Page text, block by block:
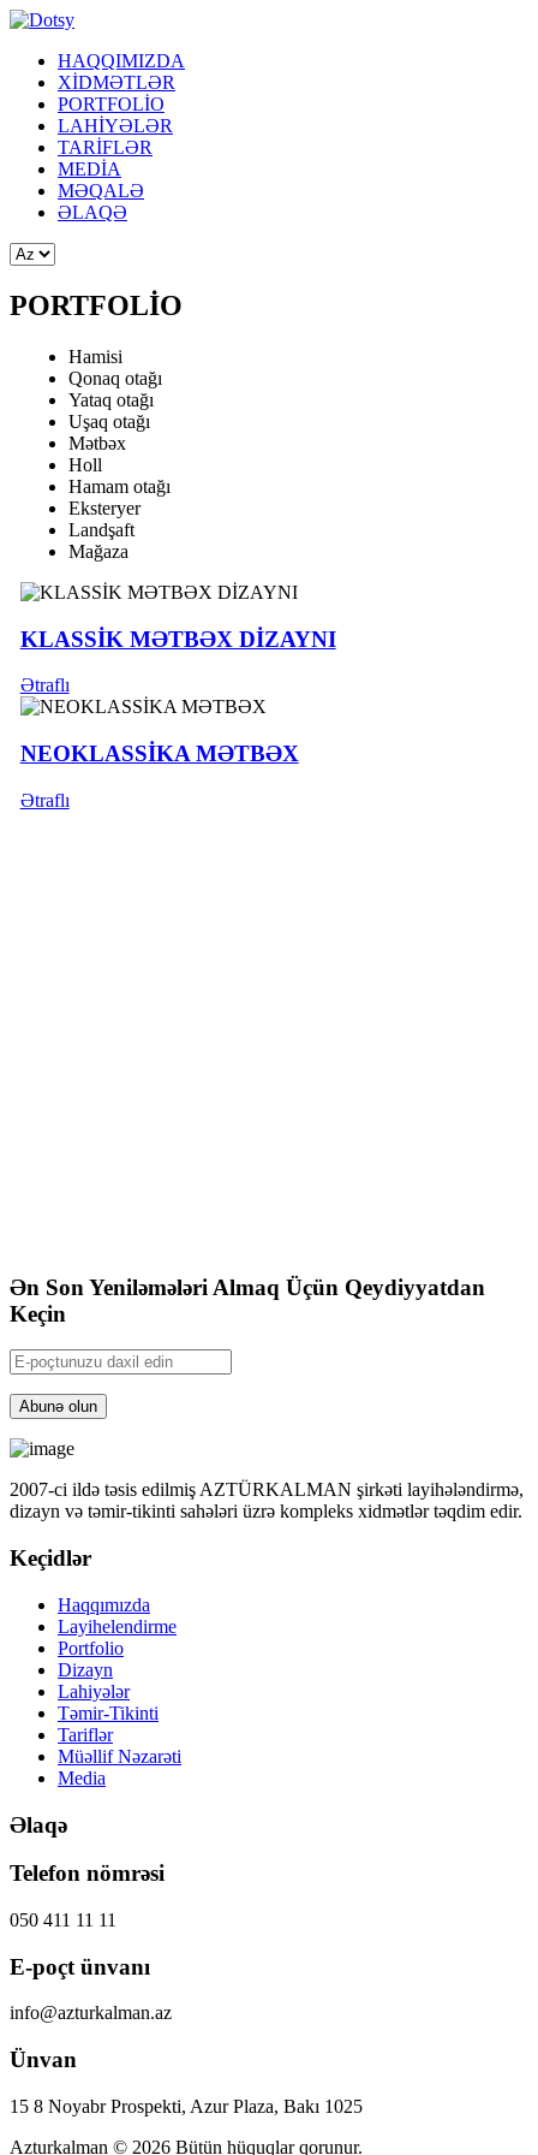
HAQQIMIZDA
XİDMƏTLƏR
PORTFOLİO
LAHİYƏLƏR
TARİFLƏR
MEDİA
MƏQALƏ
ƏLAQƏ
PORTFOLİO
Hamisi
Qonaq otağı
Yataq otağı
Uşaq otağı
Mətbəx
Holl
Hamam otağı
Eksteryer
Landşaft
Mağaza
KLASSİK MƏTBƏX DİZAYNI
Ətraflı
NEOKLASSİKA MƏTBƏX
Ətraflı
Ən Son Yeniləmələri Almaq Üçün Qeydiyyatdan
Keçin
Abunə olun
2007-ci ildə təsis edilmiş AZTÜRKALMAN şirkəti layihələndirmə,
dizayn və təmir-tikinti sahələri üzrə kompleks xidmətlər təqdim edir.
Keçidlər
Haqqımızda
Layihelendirme
Portfolio
Dizayn
Lahiyələr
Təmir-Tikinti
Tariflər
Müəllif Nəzarəti
Media
Əlaqə
Telefon nömrəsi
050 411 11 11
E-poçt ünvanı
info@azturkalman.az
Ünvan
15 8 Noyabr Prospekti, Azur Plaza, Bakı 1025
Azturkalman © 2026 Bütün hüquqlar qorunur.